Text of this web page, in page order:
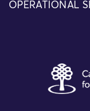
OPERATIONAL